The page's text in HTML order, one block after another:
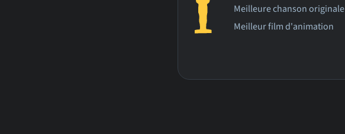
Meilleure chanson originale
Meilleur film d'animation